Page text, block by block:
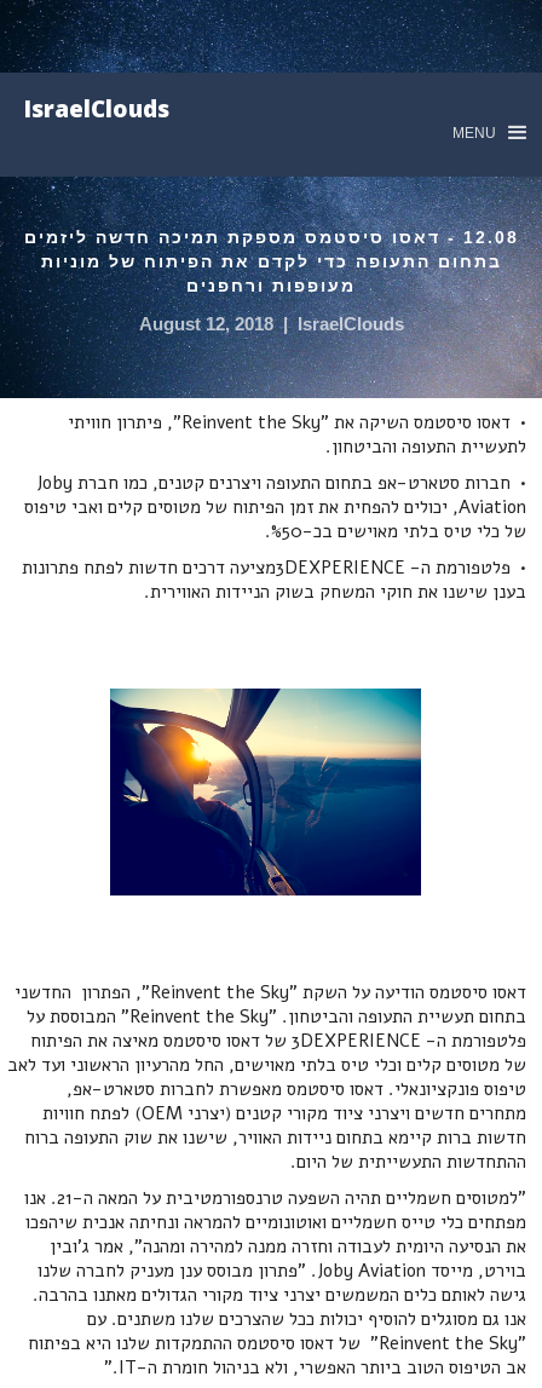
IsraelClouds
MENU
12.08 - דאסו סיסטמס מספקת תמיכה חדשה ליזמים
בתחום התעופה כדי לקדם את הפיתוח של מוניות
מעופפות ורחפנים
IsraelClouds
|
August 12, 2018
• דאסו סיסטמס השיקה את "Reinvent the Sky", פיתרון חוויתי
לתעשיית התעופה והביטחון.
• חברות סטארט-אפ בתחום התעופה ויצרנים קטנים, כמו חברת Joby
Aviation, יכולים להפחית את זמן הפיתוח של מטוסים קלים ואבי טיפוס
של כלי טיס בלתי מאוישים בכ-%50.
• פלטפורמת ה- 3DEXPERIENCEמציעה דרכים חדשות לפתח פתרונות
בענן שישנו את חוקי המשחק בשוק הניידות האווירית.
דאסו סיסטמס הודיעה על השקת "Reinvent the Sky", הפתרון החדשני
בתחום תעשיית התעופה והביטחון. "Reinvent the Sky" המבוססת על
פלטפורמת ה- 3DEXPERIENCE של דאסו סיסטמס מאיצה את הפיתוח
של מטוסים קלים וכלי טיס בלתי מאוישים, החל מהרעיון הראשוני ועד לאב
טיפוס פונקציונאלי. דאסו סיסטמס מאפשרת לחברות סטארט-אפ,
מתחרים חדשים ויצרני ציוד מקורי קטנים (יצרני OEM) לפתח חוויות
חדשות ברות קיימא בתחום ניידות האוויר, שישנו את שוק התעופה ברוח
ההתחדשות התעשייתית של היום.
"למטוסים חשמליים תהיה השפעה טרנספורמטיבית על המאה ה-21. אנו
מפתחים כלי טייס חשמליים ואוטונומיים להמראה ונחיתה אנכית שיהפכו
את הנסיעה היומית לעבודה וחזרה ממנה למהירה ומהנה", אמר ג'ובין
בוירט, מייסד Joby Aviation. "פתרון מבוסס ענן מעניק לחברה שלנו
גישה לאותם כלים המשמשים יצרני ציוד מקורי הגדולים מאתנו בהרבה.
אנו גם מסוגלים להוסיף יכולות ככל שהצרכים שלנו משתנים. עם
"Reinvent the Sky" של דאסו סיסטמס ההתמקדות שלנו היא בפיתוח
אב הטיפוס הטוב ביותר האפשרי, ולא בניהול חומרת ה-IT."